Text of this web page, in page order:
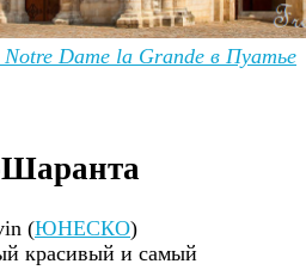
Notre Dame la Grande в Пуатье
(ЮНЕСКО)
красивый и самый